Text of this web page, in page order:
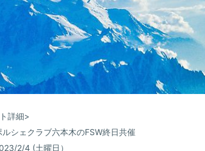
詳細>
ルシェクラブ六本木のFSW終日共催
2/4 (土曜日）